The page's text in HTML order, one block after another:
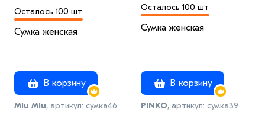
Осталось 100 шт
Сумка женская
В корзину
Miu Miu, артикул: сумка46
Осталось 100 шт
Сумка женская
В корзину
PINKO, артикул: сумка39